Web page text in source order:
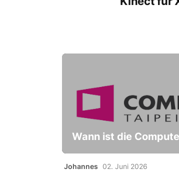
Wann ist die
Johannes 02. Juni 2026